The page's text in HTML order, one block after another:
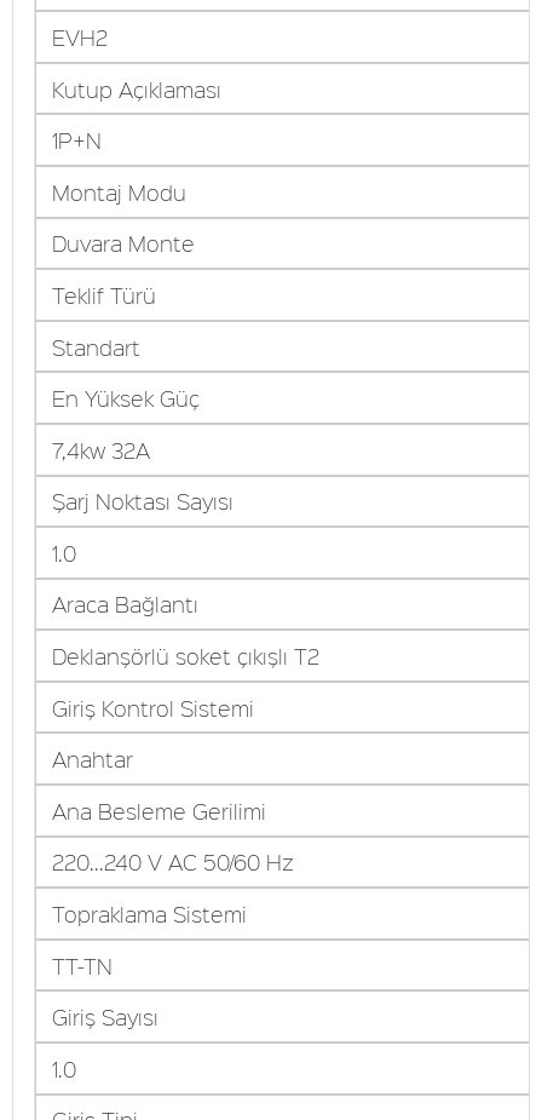
EVH2
Kutup Açıklaması
1P+N
Montaj Modu
Duvara Monte
Teklif Türü
Standart
En Yüksek Güç
7,4kw 32A
Şarj Noktası Sayısı
1.0
Araca Bağlantı
Deklanşörlü soket çıkışlı T2
Giriş Kontrol Sistemi
Anahtar
Ana Besleme Gerilimi
220...240 V AC 50/60 Hz
Topraklama Sistemi
TT-TN
Giriş Sayısı
1.0